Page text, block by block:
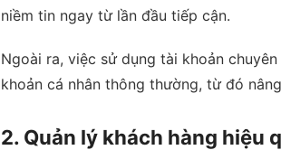
niềm tin ngay từ lần đầu tiếp cận.
Ngoài ra, việc sử dụng tài khoản
khoản cá nhân thông thường, từ đó
2. Quản lý khách hàng hiệu